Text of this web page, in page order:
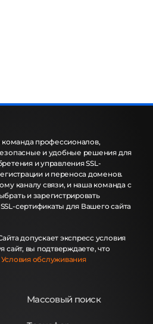
профессионалов,
и удобные решения для
и управления SSL-
и переноса доменов.
каналу связи, и наша команда с
и зарегистрировать
сертификаты для Вашего сайта
допускает экспресс условия
сайт, вы подтверждаете, что
Условия обслуживания
Массовый поиск